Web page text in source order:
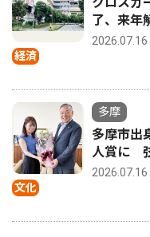
経済
了、来年
2026.07.16
文化
多摩
多摩市出
人賞に
2026.07.16